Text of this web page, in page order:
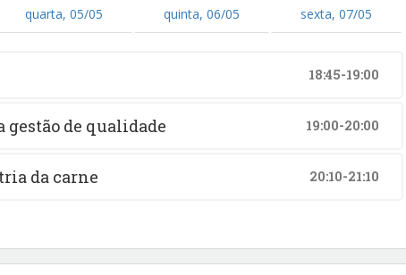
quarta, 05/05 quinta, 06/05 sexta, 07/05
18:45-19:00
gestão de qualidade 19:00-20:00
da carne 20:10-21:10